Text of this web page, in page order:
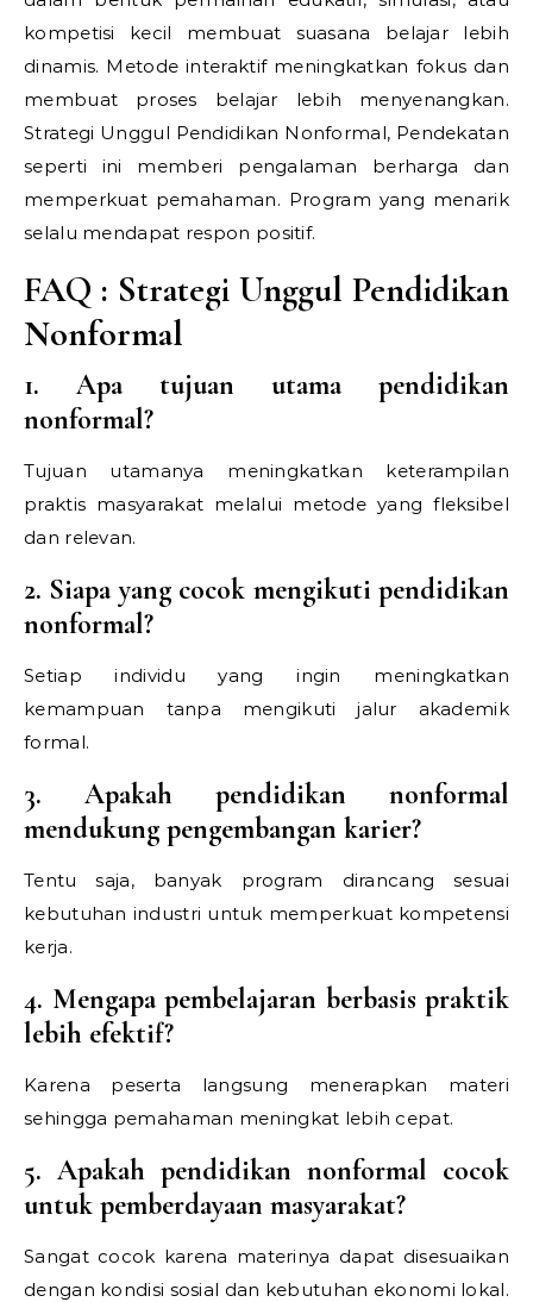
kompetisi kecil membuat suasana belajar lebih
dinamis. Metode interaktif meningkatkan fokus dan
membuat proses belajar lebih menyenangkan.
Strategi Unggul Pendidikan Nonformal, Pendekatan
seperti ini memberi pengalaman berharga dan
memperkuat pemahaman. Program yang menarik
selalu mendapat respon positif.
FAQ : Strategi Unggul Pendidikan
Nonformal
1. Apa tujuan utama pendidikan
nonformal?
Tujuan utamanya meningkatkan keterampilan
praktis masyarakat melalui metode yang fleksibel
dan relevan.
2. Siapa yang cocok mengikuti pendidikan
nonformal?
Setiap individu yang ingin meningkatkan
kemampuan tanpa mengikuti jalur akademik
formal.
3. Apakah pendidikan nonformal
mendukung pengembangan karier?
Tentu saja, banyak program dirancang sesuai
kebutuhan industri untuk memperkuat kompetensi
kerja.
4. Mengapa pembelajaran berbasis praktik
lebih efektif?
Karena peserta langsung menerapkan materi
sehingga pemahaman meningkat lebih cepat.
5. Apakah pendidikan nonformal cocok
untuk pemberdayaan masyarakat?
Sangat cocok karena materinya dapat disesuaikan
dengan kondisi sosial dan kebutuhan ekonomi lokal.